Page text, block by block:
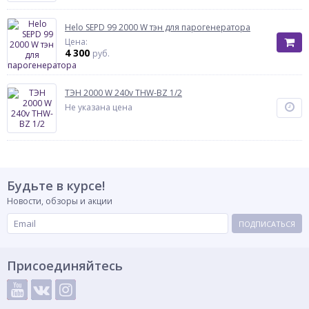
Helo SEPD 99 2000 W тэн для парогенератора
Цена:
4 300 руб.
ТЭН 2000 W 240v THW-BZ 1/2
Не указана цена
Будьте в курсе!
Новости, обзоры и акции
ПОДПИСАТЬСЯ
Присоединяйтесь